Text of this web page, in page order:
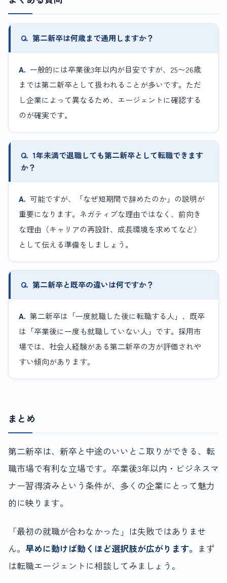
第二新卒は何歳まで通用しますか？
一般的には卒業後3年以内が目安ですが、25〜26歳
までは第二新卒として扱われることが多いです。ただ
し企業によって異なるため、エージェントに確認する
のが確実です。
1年未満で退職しても第二新卒として転職できます
か？
可能ですが、「なぜ短期間で辞めたのか」の説明が
重要になります。ネガティブな理由ではなく、前向き
な理由（キャリアの再設計、成長環境を求めてなど）
として伝える準備をしましょう。
第二新卒と既卒の違いは何ですか？
第二新卒は「一度就職した後に転職する人」、既卒
は「卒業後に一度も就職していない人」です。採用市
場では、社会人経験がある第二新卒の方が評価されや
すい傾向があります。
まとめ
第二新卒は、新卒と中途のいいとこ取りができる、転
職市場で有利な立場です。卒業後3年以内・ビジネスマ
ナー習得済みという条件が、多くの企業にとって魅力
的に映ります。
「最初の就職が合わなかった」は失敗ではありませ
ん。 早めに動けば動くほど選択肢が広がります。 まず
は転職エージェントに相談してみましょう。